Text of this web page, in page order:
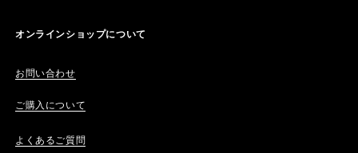
オンラインショップについて
お問い合わせ
ご購入について
よくあるご質問